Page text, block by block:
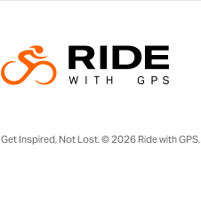
Get Inspired, Not Lost. © 2026 Ride with GPS.